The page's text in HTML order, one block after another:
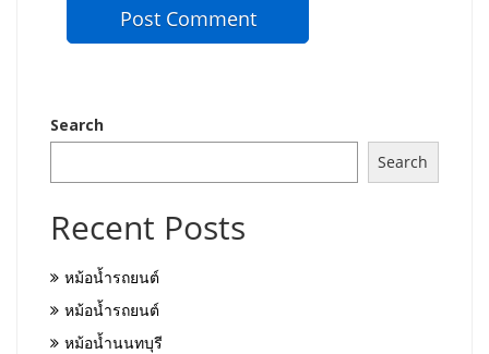
Search
Search
Recent Posts
หม้อน้ำรถยนต์
หม้อน้ำรถยนต์
หม้อน้ำนนทบุรี